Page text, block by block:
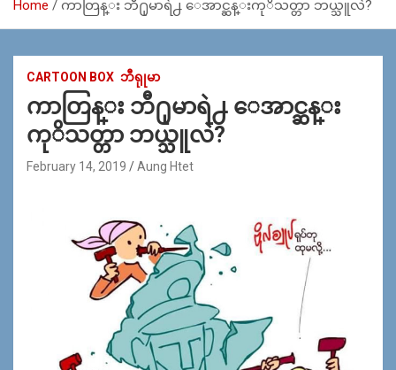
ဇာေစ်းသစ္ ။ ၀၉ ၇၈၆၈၃၇ ၃၀၅ / ၀၉ ၉၆၃၆၉၉၈၃၄
Home ကာတြန္း ဘီ႐ုမာရဲ႕ ေအာင္ဆန္းကုိသတ္တာ ဘယ္သူလဲ?
CARTOON BOX ဘီရုုမာ
ကာတြန္း ဘီ႐ုမာရဲ႕ ေအာင္ဆန္း
ကုိသတ္တာ ဘယ္သူလဲ?
February 14, 2019 Aung Htet